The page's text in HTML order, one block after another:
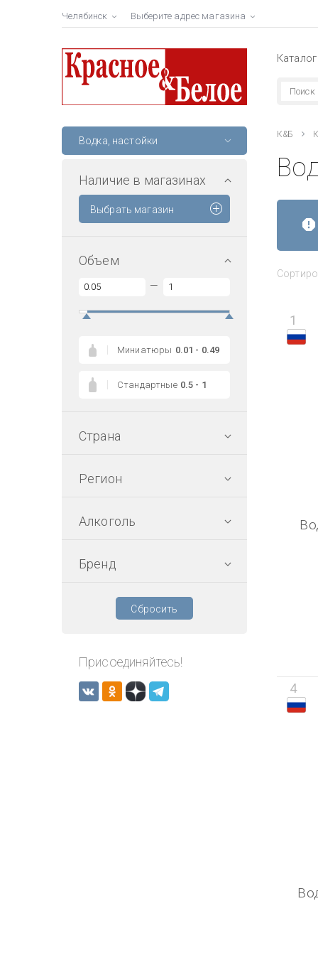
Челябинск Выберите адрес магазина
Каталог
Водка, настойки
Наличие в магазинах
Выбрать магазин
Объем
—
Миниатюры 0.01 - 0.49
Стандартные 0.5 - 1
Страна
Регион
Алкоголь
Бренд
Сбросить
Присоединяйтесь!
К&Б
1
4